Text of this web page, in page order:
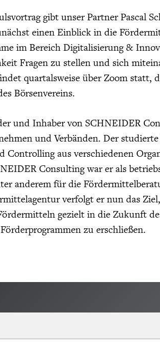
gibt unser Partner Pascal
einen Einblick in die
im Bereich Digitalisierung &
Fragen zu stellen und sich
quartalsweise über Zoom statt,
Börsenvereins.
und Inhaber von SCHNEIDER
und Verbänden. Der
Controlling aus verschiedenen
Consulting war er als
anderem für die
verfolgt er nun das
gezielt in die Zukunft
zu erschließen.